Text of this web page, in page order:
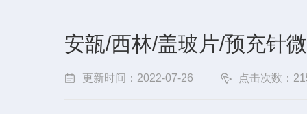
安瓿/西林/盖玻片/预充针
更新时间：2022-07-26 点击次数：